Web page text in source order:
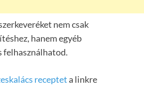
nem csak
hanem egyéb
felhasználhatod.
receptet a linkre